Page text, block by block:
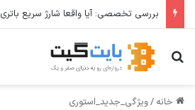
جستجو برای
خانه /ویژگی_جدید_استوری